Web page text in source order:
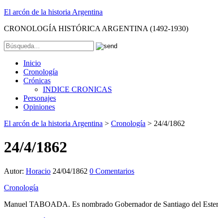
El arcón de la historia Argentina
CRONOLOGÍA HISTÓRICA ARGENTINA (1492-1930)
Inicio
Cronología
Crónicas
INDICE CRONICAS
Personajes
Opiniones
El arcón de la historia Argentina > Cronología > 24/4/1862
24/4/1862
Autor: Horacio 24/04/1862 0 Comentarios
Cronología
Manuel TABOADA. Es nombrado Gobernador de Santiago del